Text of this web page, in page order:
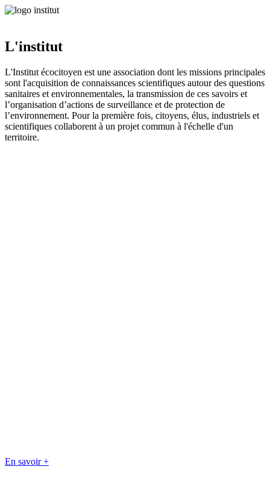
L'institut
L'Institut écocitoyen est une association dont les missions principales
sont l'acquisition de connaissances scientifiques autour des questions
sanitaires et environnementales, la transmission de ces savoirs et
l’organisation d’actions de surveillance et de protection de
l’environnement. Pour la première fois, citoyens, élus, industriels et
scientifiques collaborent à un projet commun à l'échelle d'un
territoire.
En savoir +